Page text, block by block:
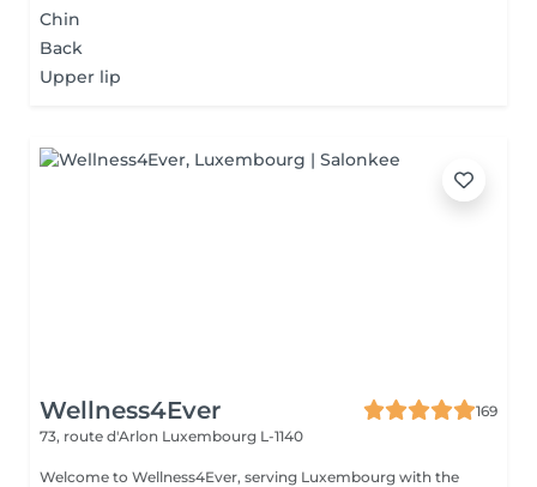
Chin
Back
Upper lip
Wellness4Ever
169
73, route d'Arlon Luxembourg L-1140
Welcome to Wellness4Ever, serving Luxembourg with the